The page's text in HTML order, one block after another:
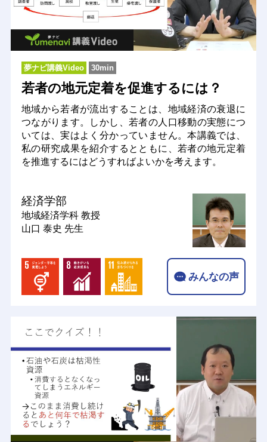
夢ナビ講義Video 30min
若者の地元定着を促進するには？
地域から若者が流出することは、地域経済の衰退に
つながります。しかし、若者の人口移動の実態につ
いては、実はよく分かっていません。本講義では、
私の研究成果を紹介するとともに、若者の地元定着
を推進するにはどうすればよいかを考えます。
経済学部
地域経済学科 教授
山口 泰史 先生
みんなの声